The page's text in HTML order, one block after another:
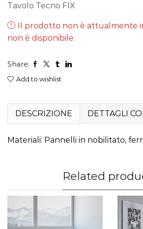
Tavolo Tecno FIX
Il prodotto non è attualmente
non è disponibile.
Share:
Add to wishlist
DESCRIZIONE DETTAGLI
Materiali: Pannelli in nobilitato,
Related